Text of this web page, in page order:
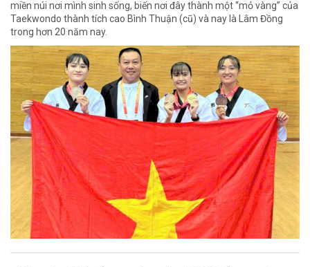
miền núi nơi mình sinh sống, biến nơi đây thành một “mỏ vàng” của
Taekwondo thành tích cao Bình Thuận (cũ) và nay là Lâm Đồng
trong hơn 20 năm nay.